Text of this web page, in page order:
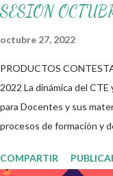
SESION
octubre 27, 2022
PRODUCTOS
2022 La dinámica del
para Docentes y sus
procesos de formación y
genérico y no está
COMPARTIR